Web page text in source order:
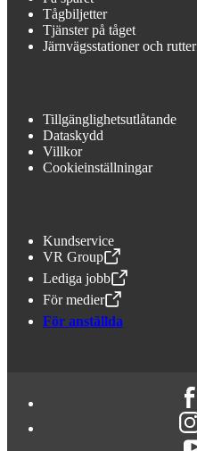
Tågbiljetter
Tjänster på tåget
Järnvägsstationer och rutter
Tillgänglighetsutlåtande
Dataskydd
Villkor
Cookieinställningar
Kundservice
VR Group
,Öppnas i en ny flik
Lediga jobb
,Öppnas i en ny flik
För medier
,Öppnas i en ny flik
För anställda